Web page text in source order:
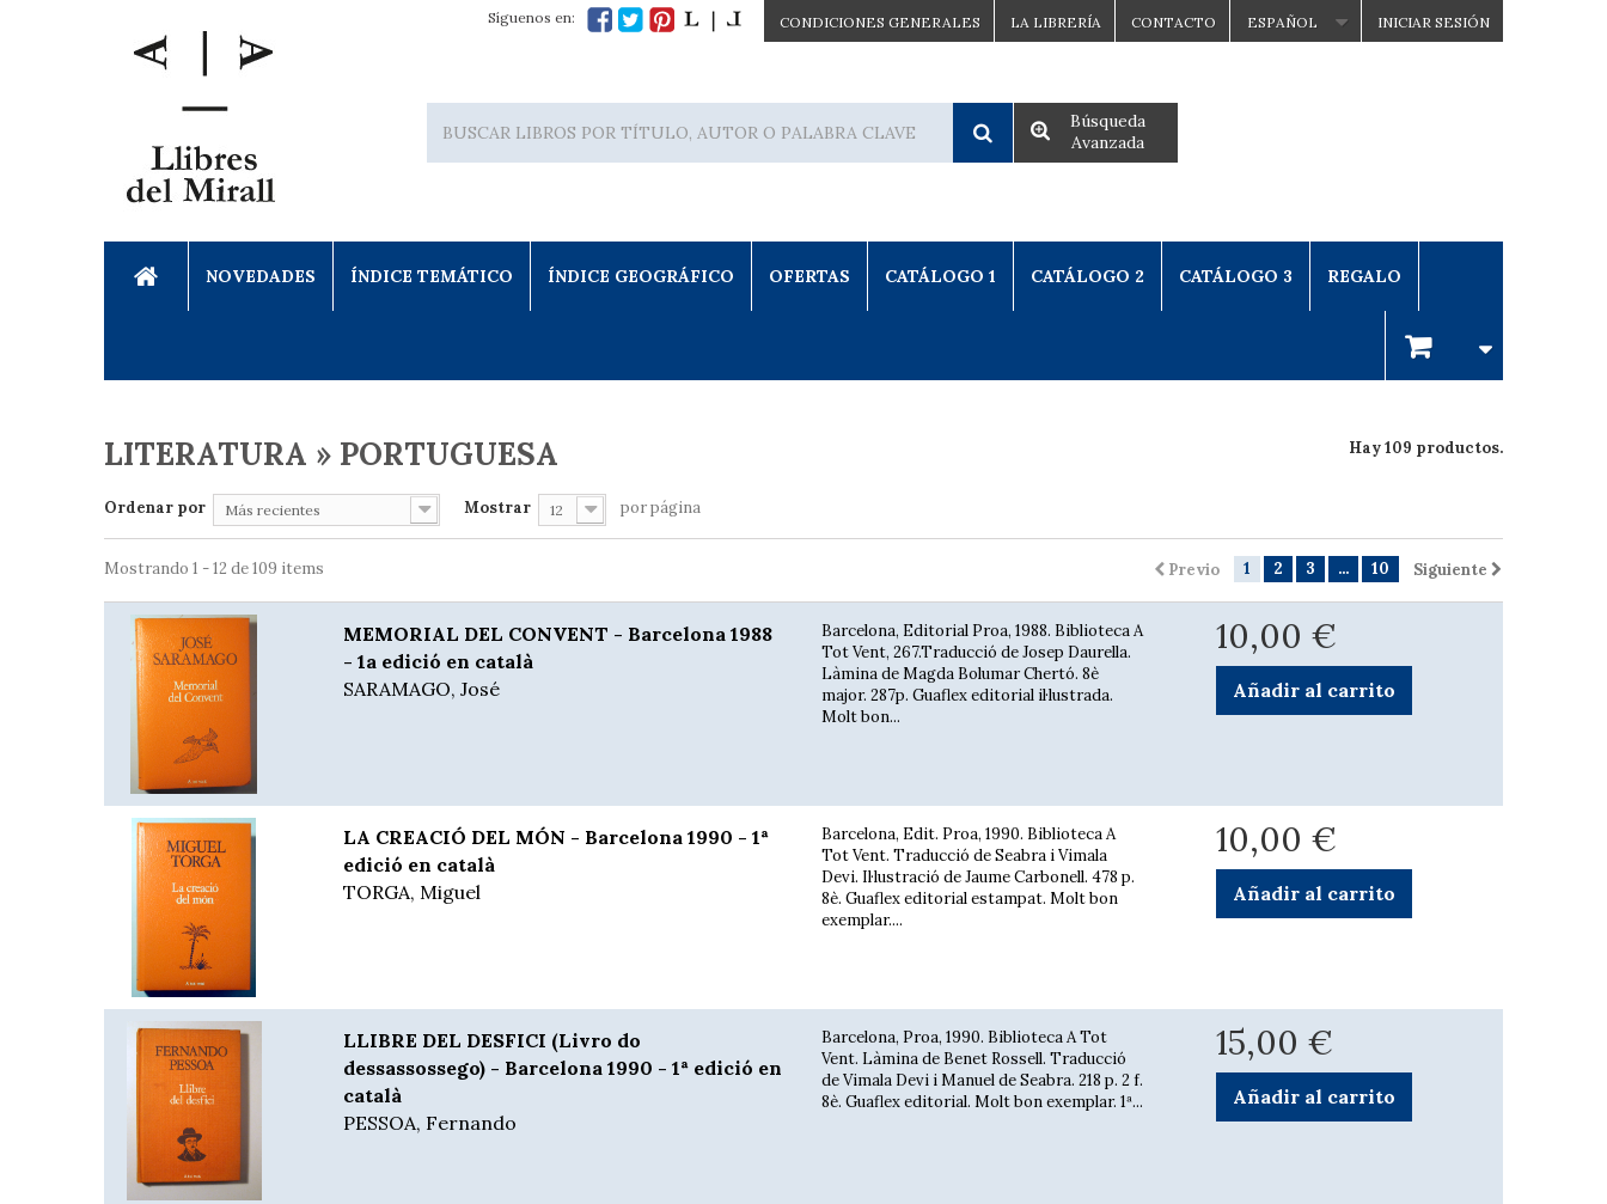
INICIAR SESIÓN
ESPAÑOL
CONTACTO
LA LIBRERÍA
CONDICIONES GENERALES
Síguenos en:
Búsqueda
Avanzada
NOVEDADES ÍNDICE TEMÁTICO ÍNDICE GEOGRÁFICO OFERTAS CATÁLOGO 1 CATÁLOGO 2 CATÁLOGO 3 REGALO
LITERATURA » PORTUGUESA Hay 109 productos.
Ordenar por Más recientes Mostrar 12 por página
Previo 1 2 3 ... 10 Siguiente
Mostrando 1 - 12 de 109 items
MEMORIAL DEL CONVENT - Barcelona 1988
- 1a edició en català
SARAMAGO, José
Barcelona, Editorial Proa, 1988. Biblioteca A
Tot Vent, 267.Traducció de Josep Daurella.
Làmina de Magda Bolumar Chertó. 8è
major. 287p. Guaflex editorial il·lustrada.
Molt bon...
10,00 €
Añadir al carrito
LA CREACIÓ DEL MÓN - Barcelona 1990 - 1ª
edició en català
TORGA, Miguel
Barcelona, Edit. Proa, 1990. Biblioteca A
Tot Vent. Traducció de Seabra i Vimala
Devi. Il·lustració de Jaume Carbonell. 478 p.
8è. Guaflex editorial estampat. Molt bon
exemplar....
10,00 €
Añadir al carrito
LLIBRE DEL DESFICI (Livro do
dessassossego) - Barcelona 1990 - 1ª edició en
català
PESSOA, Fernando
Barcelona, Proa, 1990. Biblioteca A Tot
Vent. Làmina de Benet Rossell. Traducció
de Vimala Devi i Manuel de Seabra. 218 p. 2 f.
8è. Guaflex editorial. Molt bon exemplar. 1ª...
15,00 €
Añadir al carrito